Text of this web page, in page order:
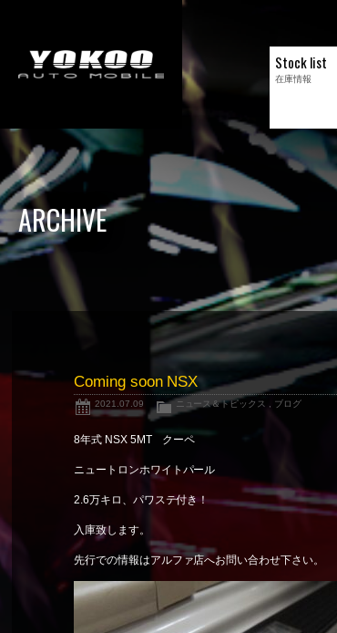
Stock list
在庫情報
ARCHIVE
Coming soon NSX
2021.07.09 ニュース＆トピックス ブログ
8年式 NSX 5MT クーペ
ニュートロンホワイトパール
2.6万キロ、パワステ付き！
入庫致します。
先行での情報はアルファ店へお問い合わせ下さい。